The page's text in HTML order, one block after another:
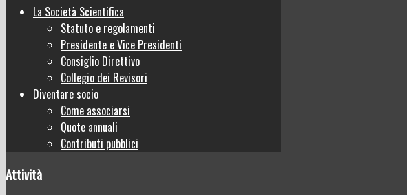
La Società Scientifica
Statuto e regolamenti
Presidente e Vice Presidenti
Consiglio Direttivo
Collegio dei Revisori
Diventare socio
Come associarsi
Quote annuali
Contributi pubblici
Attività